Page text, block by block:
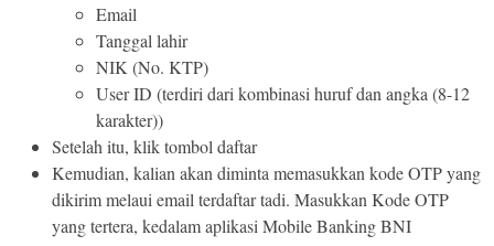
Email
Tanggal lahir
NIK (No. KTP)
User ID (terdiri dari kombinasi huruf dan angka (8-12
karakter))
Setelah itu, klik tombol daftar
Kemudian, kalian akan diminta memasukkan kode OTP yang
dikirim melaui email terdaftar tadi. Masukkan Kode OTP
yang tertera, kedalam aplikasi Mobile Banking BNI